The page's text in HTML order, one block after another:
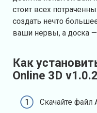
стоит всех
создать нечто
ваши нервы, а доска
Как
Online 3D
Скачайте файл